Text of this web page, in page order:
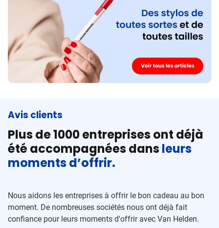
Avis clients
Plus de 1000 entreprises ont déjà
été accompagnées dansleurs
moments d’offrir.
Nous aidons les entreprises à offrir le bon cadeau au bon
moment. De nombreuses sociétés nous ont déjà fait
confiance pour leurs moments d'offrir avec Van Helden.